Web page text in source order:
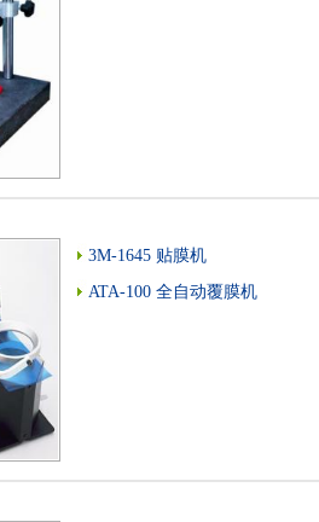
3M-1645 贴膜机
ATA-100 全自动覆膜机